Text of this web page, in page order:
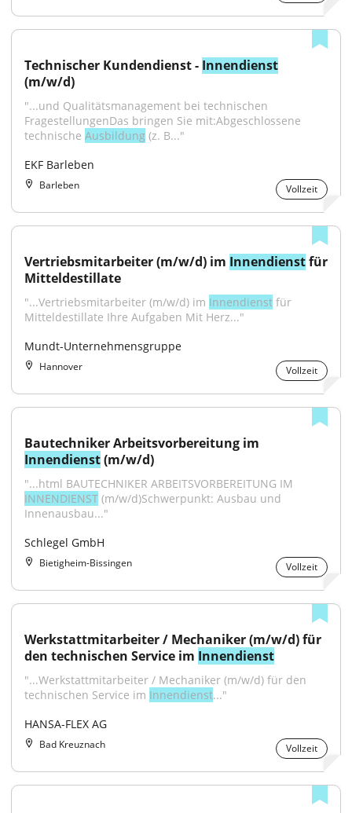
Technischer Kundendienst - Innendienst
(m/w/d)
"...und Qualitätsmanagement bei technischen
FragestellungenDas bringen Sie mit:Abgeschlossene
technische Ausbildung (z. B..."
EKF Barleben
Barleben Vollzeit
Vertriebsmitarbeiter (m/w/d) im Innendienst für
Mitteldestillate
"...Vertriebsmitarbeiter (m/w/d) im Innendienst für
Mitteldestillate Ihre Aufgaben Mit Herz..."
Mundt-Unternehmensgruppe
Hannover Vollzeit
Innendienst (m/w/d)
INNENDIENST (m/w/d)Schwerpunkt: Ausbau und
Innenausbau..."
Schlegel GmbH
Bietigheim-Bissingen Vollzeit
Werkstattmitarbeiter / Mechaniker (m/w/d) für
den technischen Service im Innendienst
"...Werkstattmitarbeiter / Mechaniker (m/w/d) für den
technischen Service im Innendienst..."
HANSA-FLEX AG
Bad Kreuznach Vollzeit